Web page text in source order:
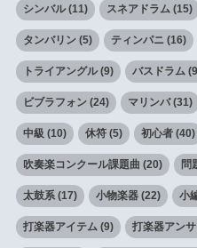
シンバル(11) スネアドラム(15)
タンバリン(5) ティンパニ(16)
トライアングル(9) バスドラム
ビブラフォン(24) マリンバ(31)
中級 (10) 休符(5) 初心者(40)
吹奏楽コンクール課題曲 (20) 問
太鼓系(17) 小物楽器(22) 小
打楽器アイテム(9) 打楽器アン